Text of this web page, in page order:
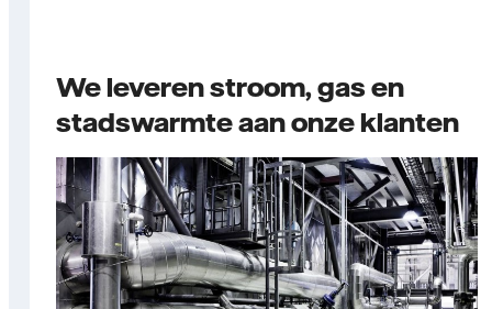
We leveren stroom, gas en
stadswarmte aan onze klanten